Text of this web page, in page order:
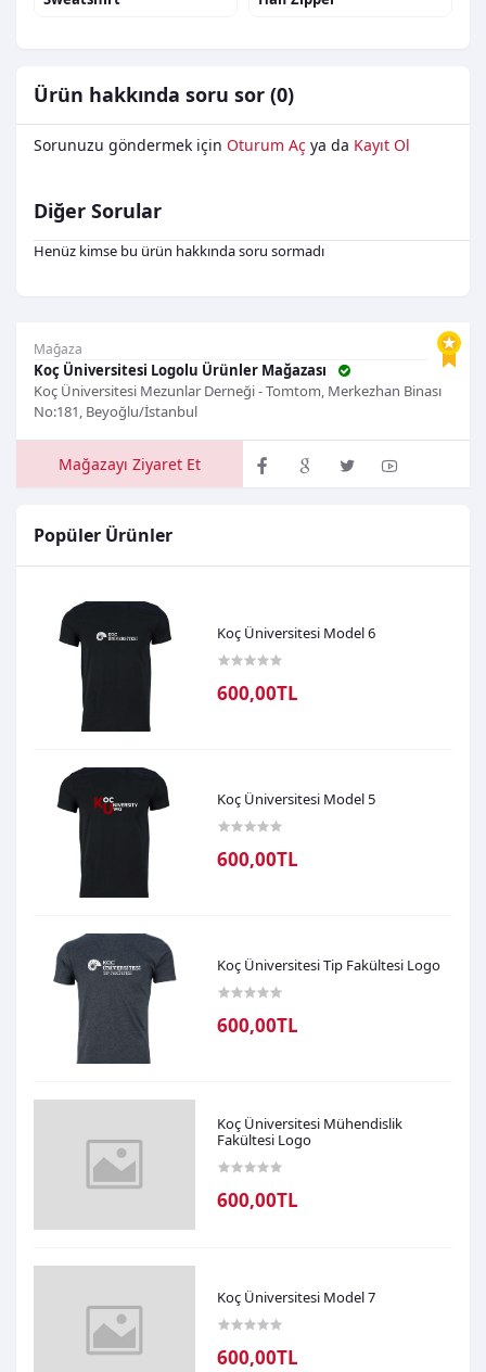
Mağaza
Koç Üniversitesi Logolu Ürünler Mağazası
Koç Üniversitesi Mezunlar Derneği - Tomtom, Merkezhan Binası
No:181, Beyoğlu/İstanbul
Mağazayı Ziyaret Et
Popüler Ürünler
Koç Üniversitesi Model 6
600,00TL
Koç Üniversitesi Model 5
600,00TL
Koç Üniversitesi Tip Fakültesi Logo
600,00TL
Koç Üniversitesi Mühendislik
Fakültesi Logo
600,00TL
Koç Üniversitesi Model 7
600,00TL
Ürün hakkında soru sor (0)
Sorunuzu göndermek için Oturum Aç ya da Kayıt Ol
Diğer Sorular
Henüz kimse bu ürün hakkında soru sormadı